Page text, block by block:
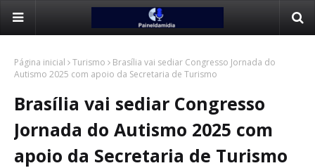
Página inicial Turismo
Brasília vai sediar Congresso Jornada do
Autismo 2025 com apoio da Secretaria de Turismo
Brasília vai sediar Congresso
Jornada do Autismo 2025 com
apoio da Secretaria de Turismo